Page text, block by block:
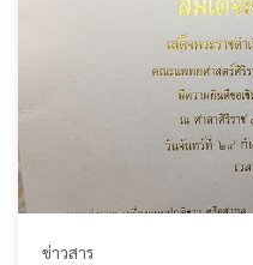
ข่าวสาร